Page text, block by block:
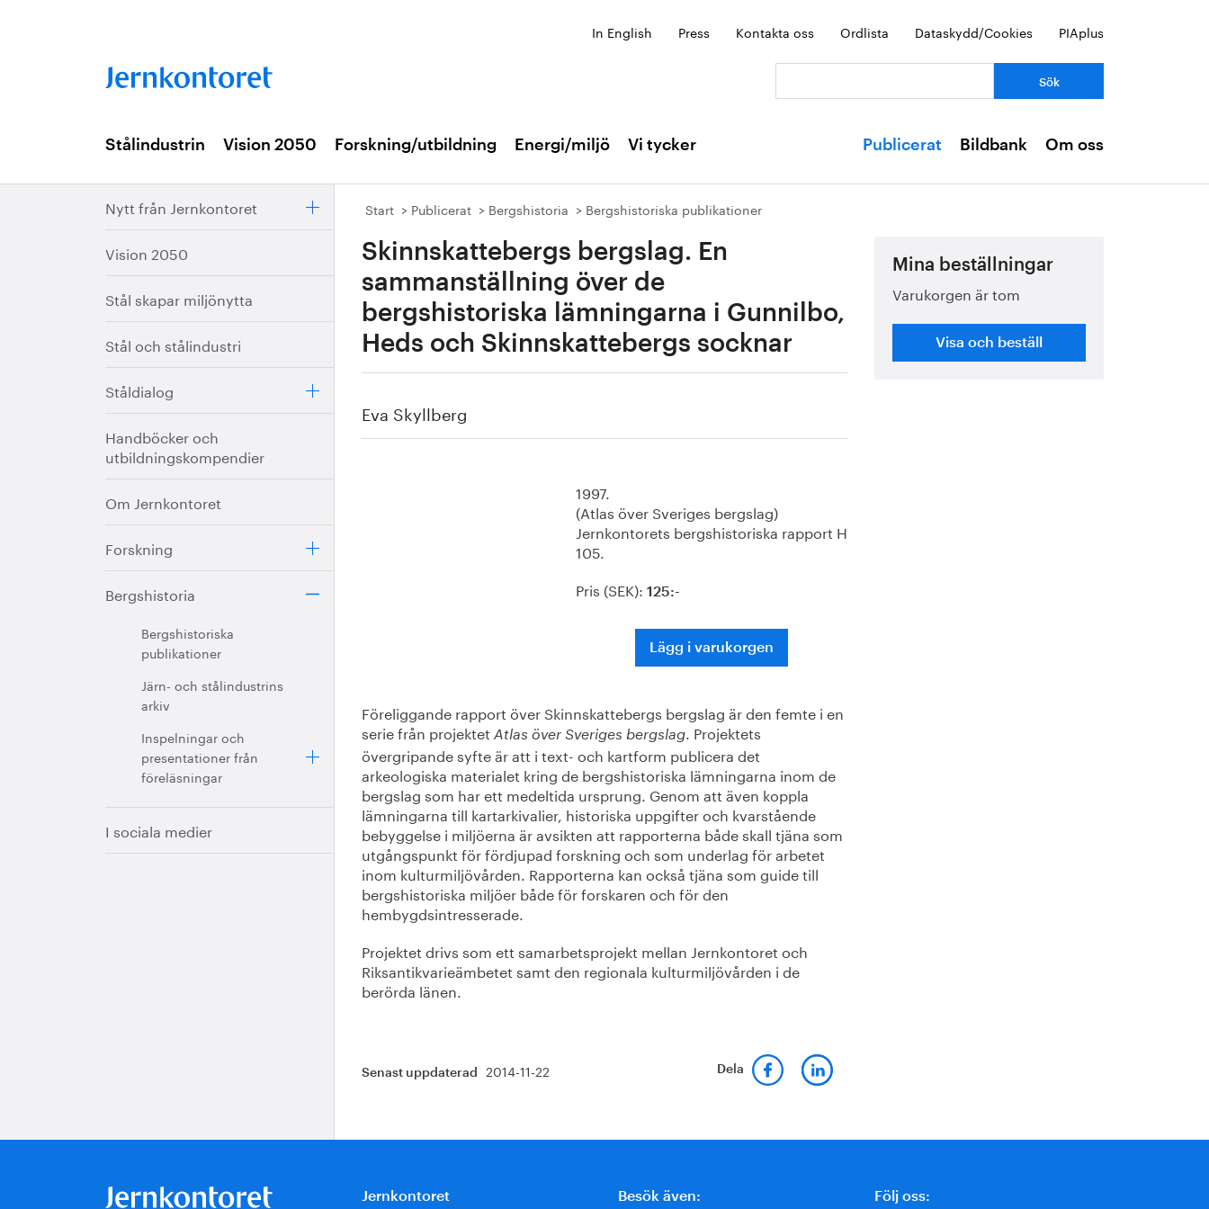
In English Press Kontakta oss Ordlista Dataskydd/Cookies PIAplus
Stålindustrin Vision 2050 Forskning/utbildning Energi/miljö Vi tycker Publicerat Bildbank Om oss
Nytt från Jernkontoret
Vision 2050
Stål skapar miljönytta
Stål och stålindustri
Ståldialog
Handböcker och
utbildningskompendier
Om Jernkontoret
Forskning
Bergshistoria
Bergshistoriska
publikationer
Järn- och stålindustrins
arkiv
Inspelningar och
presentationer från
föreläsningar
I sociala medier
Start Publicerat Bergshistoria Bergshistoriska publikationer
Skinnskattebergs bergslag. En
sammanställning över de
bergshistoriska lämningarna i Gunnilbo,
Heds och Skinnskattebergs socknar
Eva Skyllberg
1997.
(Atlas över Sveriges bergslag)
Jernkontorets bergshistoriska rapport H
105.
Pris (SEK): 125:-
Lägg i varukorgen
Föreliggande rapport över Skinnskattebergs bergslag är den femte i en
serie från projektet Atlas över Sveriges bergslag. Projektets
övergripande syfte är att i text- och kartform publicera det
arkeologiska materialet kring de bergshistoriska lämningarna inom de
bergslag som har ett medeltida ursprung. Genom att även koppla
lämningarna till kartarkivalier, historiska uppgifter och kvarstående
bebyggelse i miljöerna är avsikten att rapporterna både skall tjäna som
utgångspunkt för fördjupad forskning och som underlag för arbetet
inom kulturmiljövården. Rapporterna kan också tjäna som guide till
bergshistoriska miljöer både för forskaren och för den
hembygdsintresserade.
Projektet drivs som ett samarbetsprojekt mellan Jernkontoret och
Riksantikvarieämbetet samt den regionala kulturmiljövården i de
berörda länen.
Senast uppdaterad 2014-11-22 Dela
Mina beställningar
Varukorgen är tom
Visa och beställ
Jernkontoret Besök även: Följ oss: